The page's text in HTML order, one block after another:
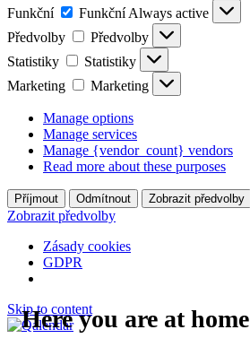
Funkční
Funkční Always active
Předvolby
Předvolby
Statistiky
Statistiky
Marketing
Marketing
Manage options
Manage services
Manage {vendor_count} vendors
Read more about these purposes
Příjmout Odmítnout Zobrazit předvolby
Zobrazit předvolby
Zásady cookies
GDPR
Skip to content
Here you are at home